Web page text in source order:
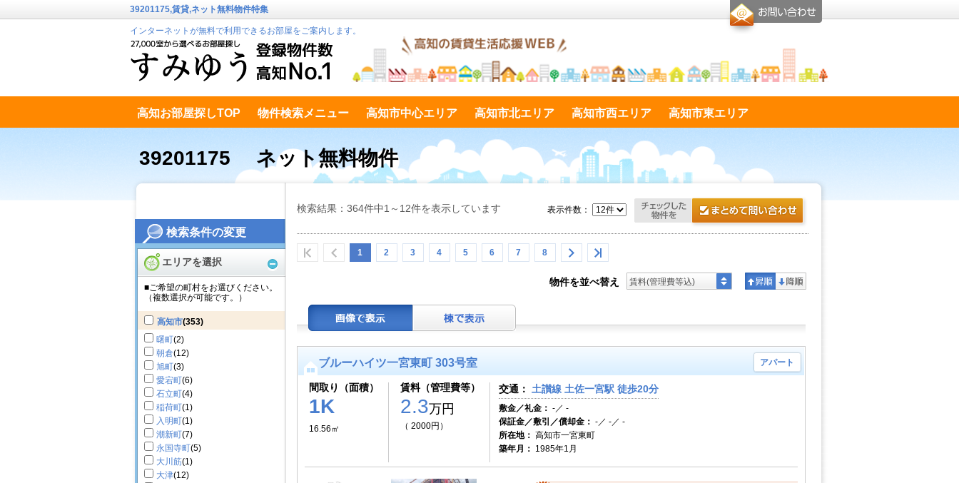
検索条件の変更
エリアを選択
■ご希望の町村をお選びください。
（複数選択が可能です。）
高知市(353)
曙町(2)
朝倉(12)
旭町(3)
愛宕町(6)
石立町(4)
稲荷町(1)
入明町(1)
潮新町(7)
永国寺町(5)
大川筋(1)
大津(12)
39201175,賃貸,ネット無料物件特集
インターネットが無料で利用できるお部屋をご案内します。
高知お部屋探しTOP 物件検索メニュー 高知市中心エリア 高知市北エリア 高知市西エリア 高知市東エリア
39201175 ネット無料物件
検索結果：364件中1～12件を表示しています
1 2 3 4 5 6 7 8
表示件数：
物件を並べ替え 賃料(管理費等込)
ブルーハイツ一宮東町 303号室 アパート
間取り（面積）
1K
16.56㎡
賃料（管理費等）
2.3万円
（ 2000円）
交通： 土讃線 土佐一宮駅 徒歩20分
敷金／礼金： -／ -
保証金／敷引／償却金： -／ -／ -
所在地： 高知市一宮東町
築年月： 1985年1月